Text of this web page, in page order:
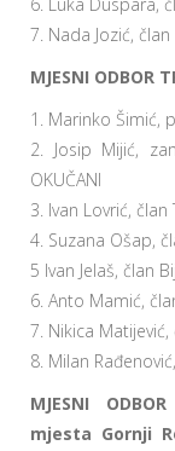
7. Nada Jozić,
MJESNI ODBOR
1. Marinko Šimić,
2. Josip Mijić,
OKUČANI
3. Ivan Lovrić,
4. Suzana Ošap,
5 Ivan Jelaš, član
6. Anto Mamić,
7. Nikica Matijević,
8. Milan
MJESNI
mjesta Gornji